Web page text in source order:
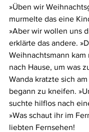
»Üben wir
murmelte das eine
»Aber wir wollen uns
erklärte das andere.
Weihnachtsmann
nach Hause, um was
Wanda kratzte sich
begann zu kneifen.
suchte hilflos nach
»Was schaut ihr im
liebten Fernsehen!